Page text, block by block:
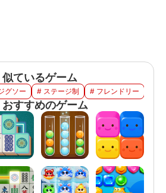
似ているゲーム
グソー # ステージ制 # フレンドリー
おすすめのゲーム